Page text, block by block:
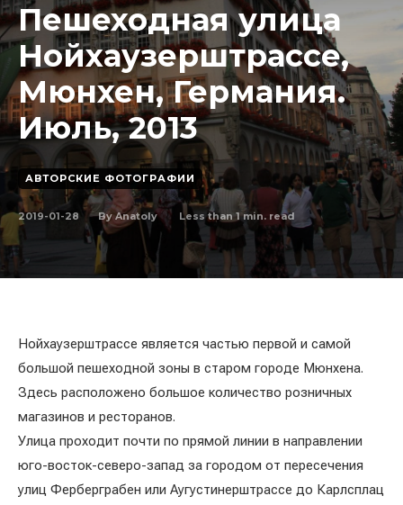
Пешеходная улица
Нойхаузерштрассе,
Мюнхен, Германия.
Июль, 2013
АВТОРСКИЕ ФОТОГРАФИИ
2019-01-28 By Anatoly Less than 1min. read
Нойхаузерштрассе является частью первой и самой
большой пешеходной зоны в старом городе Мюнхена.
Здесь расположено большое количество розничных
магазинов и ресторанов.
Улица проходит почти по прямой линии в направлении
юго-восток-северо-запад за городом от пересечения
улиц Ферберграбен или Аугустинерштрассе до Карлсплац